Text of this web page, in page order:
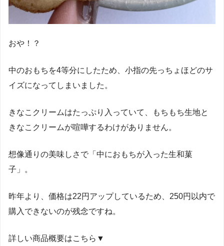
おや！？
中のおもちを4等分にしたため、小指の先っちょほどのサ
イズになってしまいました。
きなこクリームはたっぷり入っていて、もちもち生地と
きなこクリームが喧嘩するわけがありません。
想像通りの美味しさで「中におもちが入った生和菓
子」。
昨年より、価格は22円アップしているため、250円以内で
購入できないのが残念ですね。
詳しい商品概要はこちら▼